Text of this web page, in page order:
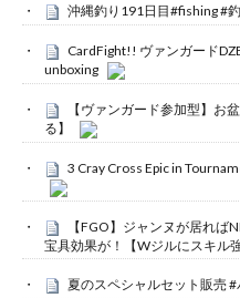
沖縄釣り191日目#fishing #
CardFight!! ヴァンガード
unboxing
【ヴァンガード参加型】お
る】
3 Cray Cross Epic in
【FGO】ジャンヌが居れば
宝具効果が！【Wジルにスキル
夏のスペシャルセット販売 #